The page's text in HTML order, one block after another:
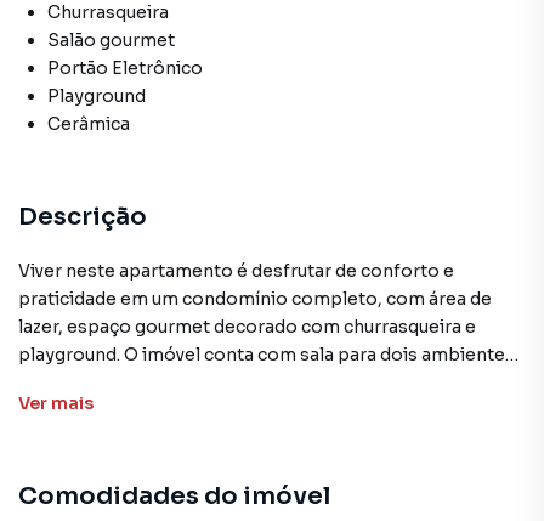
Churrasqueira
Salão gourmet
Portão Eletrônico
Playground
Cerâmica
Descrição
Viver neste apartamento é desfrutar de conforto e
praticidade em um condomínio completo, com área de
lazer, espaço gourmet decorado com churrasqueira e
playground. O imóvel conta com sala para dois ambientes
social e uma vista livre e definitiva da região, trazendo
individualizados, garantindo segurança e comodidade. A
Ver mais
Comodidades do imóvel